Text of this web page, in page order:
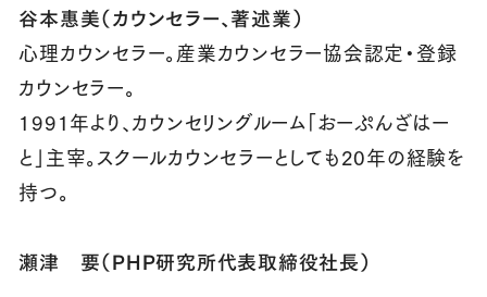
谷本惠美（カウンセラー、著述業）
心理カウンセラー。産業カウンセラー協会認定・登録
カウンセラー。
1991年より、カウンセリングルーム「おーぷんざはー
と」主宰。スクールカウンセラーとしても20年の経験を
持つ。
瀬津 要（PHP研究所代表取締役社長）